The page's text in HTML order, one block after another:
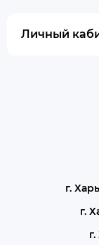
Личный
г.
г.